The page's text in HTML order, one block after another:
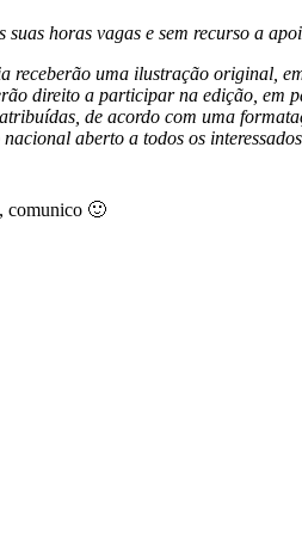
horas vagas e sem recurso a
receberão uma ilustração original,
direito a participar na edição, em
de acordo com uma
aberto a todos os
comunico 🙂